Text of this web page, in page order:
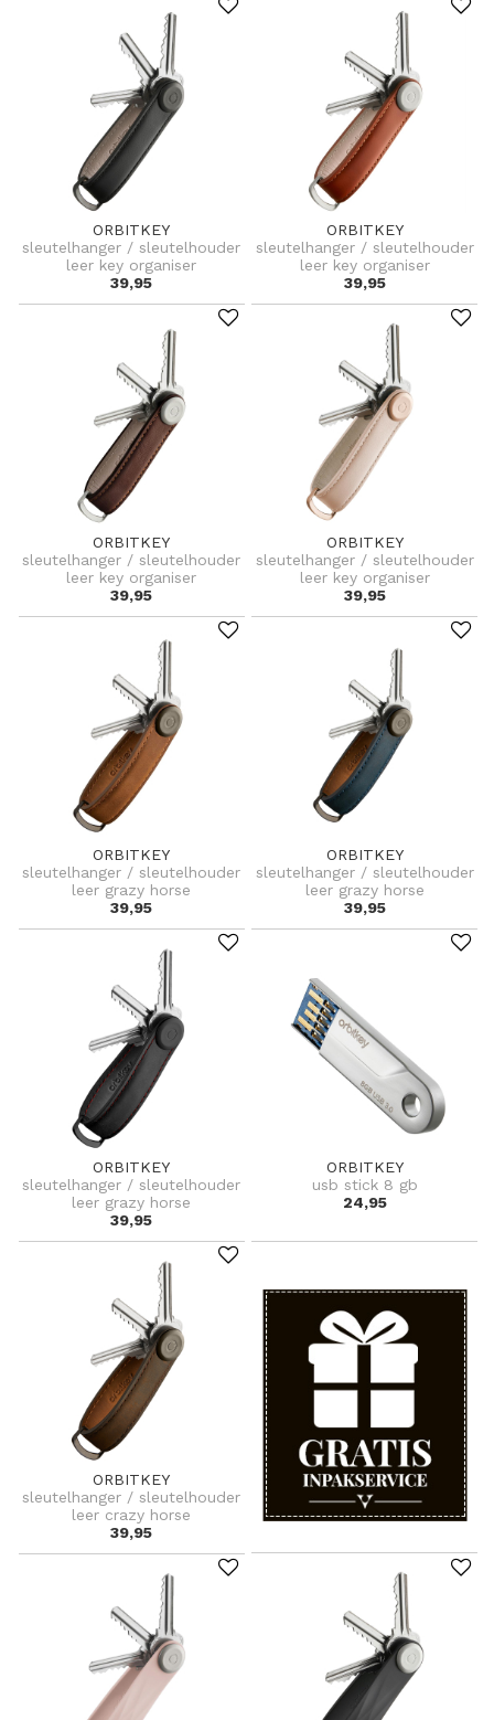
ORBITKEY
sleutelhanger / sleutelhouder
leer key organiser
39,95
ORBITKEY
sleutelhanger / sleutelhouder
leer key organiser
39,95
ORBITKEY
sleutelhanger / sleutelhouder
leer key organiser
39,95
ORBITKEY
sleutelhanger / sleutelhouder
leer key organiser
39,95
ORBITKEY
sleutelhanger / sleutelhouder
leer grazy horse
39,95
ORBITKEY
sleutelhanger / sleutelhouder
leer grazy horse
39,95
ORBITKEY
sleutelhanger / sleutelhouder
leer grazy horse
39,95
ORBITKEY
usb stick 8 gb
24,95
ORBITKEY
sleutelhanger / sleutelhouder
leer crazy horse
39,95